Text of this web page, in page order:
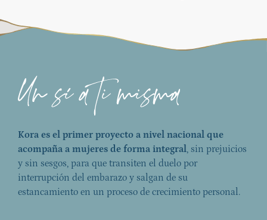
Kora es el primer proyecto a nivel nacional que
acompaña a mujeres de forma integral, sin prejuicios
y sin sesgos, para que transiten el duelo por
interrupción del embarazo y salgan de su
estancamiento en un proceso de crecimiento personal.